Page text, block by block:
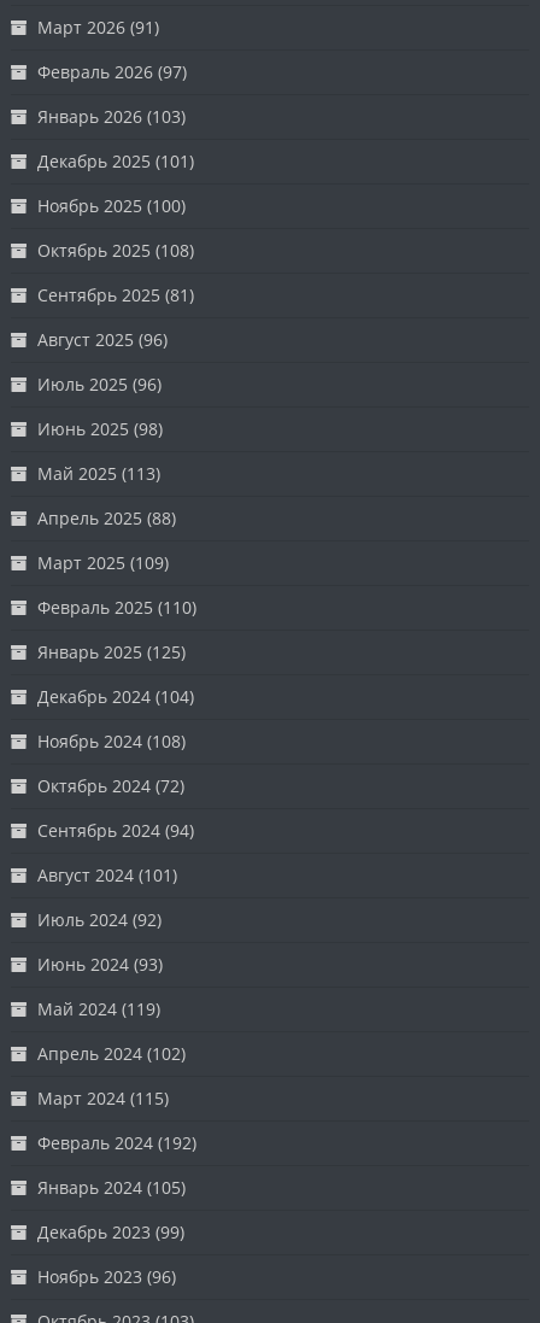
Март 2026 (91)
Февраль 2026 (97)
Январь 2026 (103)
Декабрь 2025 (101)
Ноябрь 2025 (100)
Октябрь 2025 (108)
Сентябрь 2025 (81)
Август 2025 (96)
Июль 2025 (96)
Июнь 2025 (98)
Май 2025 (113)
Апрель 2025 (88)
Март 2025 (109)
Февраль 2025 (110)
Январь 2025 (125)
Декабрь 2024 (104)
Ноябрь 2024 (108)
Октябрь 2024 (72)
Сентябрь 2024 (94)
Август 2024 (101)
Июль 2024 (92)
Июнь 2024 (93)
Май 2024 (119)
Апрель 2024 (102)
Март 2024 (115)
Февраль 2024 (192)
Январь 2024 (105)
Декабрь 2023 (99)
Ноябрь 2023 (96)